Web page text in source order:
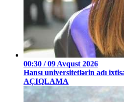
00:30 / 09 Avqust 2026
Hansı universitetlərin adı
AÇIQLAMA